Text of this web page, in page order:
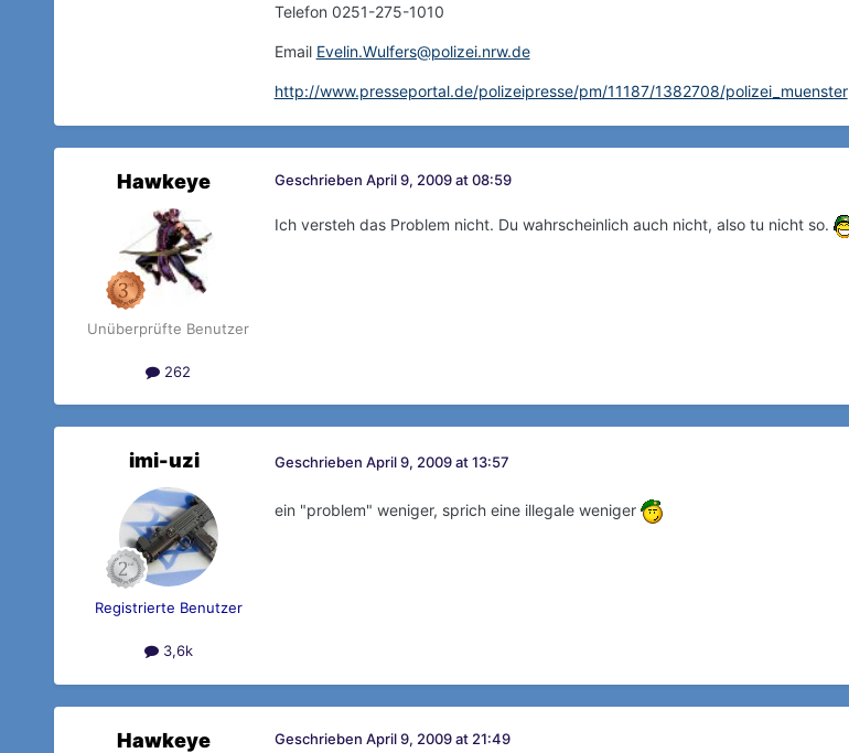
Telefon 0251-275-1010
Email Evelin.Wulfers@polizei.nrw.de
http://www.presseportal.de/polizeipresse/pm/11187/1382708/polizei_muenster
Hawkeye
Unüberprüfte Benutzer
262
Geschrieben April 9, 2009 at 08:59
Ich versteh das Problem nicht. Du wahrscheinlich auch nicht, also tu nicht so.
imi-uzi
Registrierte Benutzer
3,6k
Geschrieben April 9, 2009 at 13:57
ein "problem" weniger, sprich eine illegale weniger
Hawkeye Geschrieben April 9, 2009 at 21:49